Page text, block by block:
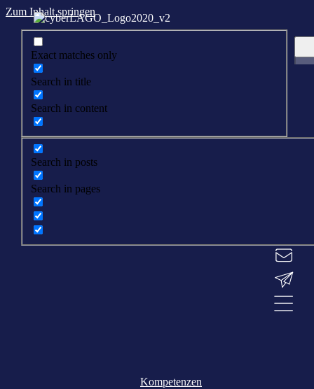
Zum Inhalt springen
Exact matches only
Search in title
Search in content
Search in posts
Search in pages
Kompetenzen